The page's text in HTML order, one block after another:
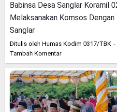
Babinsa Desa Sanglar Koramil
Melaksanakan Komsos Dengan
Sanglar
Ditulis oleh Humas Kodim 0317/TBK
Tambah Komentar